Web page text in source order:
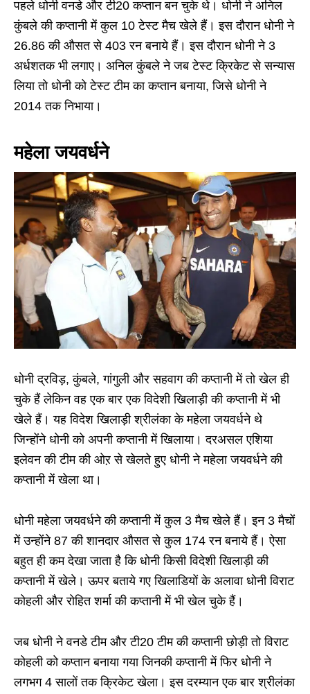
पहले धोनी वनडे और टी20 कप्तान बन चुके थे। धोनी ने अनिल
कुंबले की कप्तानी में कुल 10 टेस्ट मैच खेले हैं। इस दौरान धोनी ने
26.86 की औसत से 403 रन बनाये हैं। इस दौरान धोनी ने 3
अर्धशतक भी लगाए। अनिल कुंबले ने जब टेस्ट क्रिकेट से सन्यास
लिया तो धोनी को टेस्ट टीम का कप्तान बनाया, जिसे धोनी ने
2014 तक निभाया।
महेला जयवर्धने
धोनी द्रविड़, कुंबले, गांगुली और सहवाग की कप्तानी में तो खेल ही
चुके हैं लेकिन वह एक बार एक विदेशी खिलाड़ी की कप्तानी में भी
खेले हैं। यह विदेश खिलाड़ी श्रीलंका के महेला जयवर्धने थे
जिन्होंने धोनी को अपनी कप्तानी में खिलाया। दरअसल एशिया
इलेवन की टीम की ओऱ से खेलते हुए धोनी ने महेला जयवर्धने की
कप्तानी में खेला था।
धोनी महेला जयवर्धने की कप्तानी में कुल 3 मैच खेले हैं। इन 3 मैचों
में उन्होंने 87 की शानदार औसत से कुल 174 रन बनाये हैं। ऐसा
बहुत ही कम देखा जाता है कि धोनी किसी विदेशी खिलाड़ी की
कप्तानी में खेले। ऊपर बताये गए खिलाडियों के अलावा धोनी विराट
कोहली और रोहित शर्मा की कप्तानी में भी खेल चुके हैं।
जब धोनी ने वनडे टीम और टी20 टीम की कप्तानी छोड़ी तो विराट
कोहली को कप्तान बनाया गया जिनकी कप्तानी में फिर धोनी ने
लगभग 4 सालों तक क्रिकेट खेला। इस दरम्यान एक बार श्रीलंका